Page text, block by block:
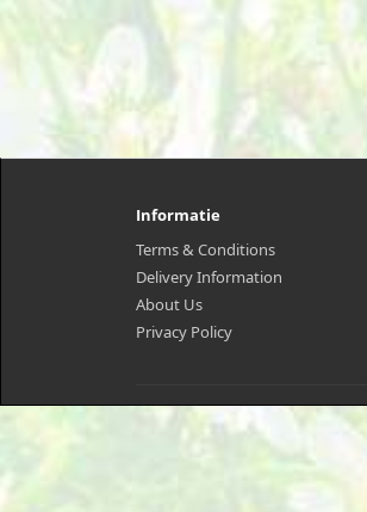
Informatie
Terms & Conditions
Delivery Information
About Us
Privacy Policy